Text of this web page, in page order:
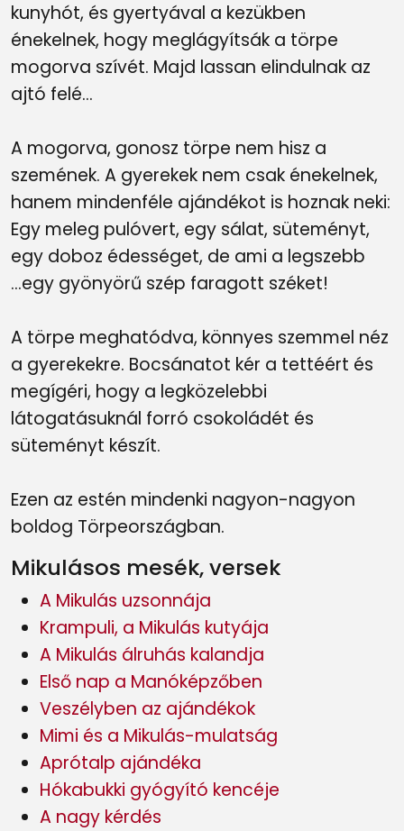
kunyhót, és gyertyával a kezükben
énekelnek, hogy meglágyítsák a törpe
mogorva szívét. Majd lassan elindulnak az
ajtó felé...
A mogorva, gonosz törpe nem hisz a
szemének. A gyerekek nem csak énekelnek,
hanem mindenféle ajándékot is hoznak neki:
Egy meleg pulóvert, egy sálat, süteményt,
egy doboz édességet, de ami a legszebb
...egy gyönyörű szép faragott széket!
A törpe meghatódva, könnyes szemmel néz
a gyerekekre. Bocsánatot kér a tettéért és
megígéri, hogy a legközelebbi
látogatásuknál forró csokoládét és
süteményt készít.
Ezen az estén mindenki nagyon-nagyon
boldog Törpeországban.
Mikulásos mesék, versek
A Mikulás uzsonnája
Krampuli, a Mikulás kutyája
A Mikulás álruhás kalandja
Első nap a Manóképzőben
Veszélyben az ajándékok
Mimi és a Mikulás-mulatság
Aprótalp ajándéka
Hókabukki gyógyító kencéje
A nagy kérdés